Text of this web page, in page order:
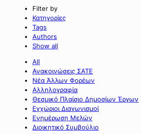
Filter by
Κατηγορίες
Tags
Authors
Show all
All
Ανακοινώσεις ΣΑΤΕ
Νέα Άλλων Φορέων
Αλληλογραφία
Θεσμικό Πλαίσιο Δημοσίων Έργων
Εγχώριοι Διαγωνισμοί
Ενημέρωση Μελών
Διοικητικό Συμβούλιο